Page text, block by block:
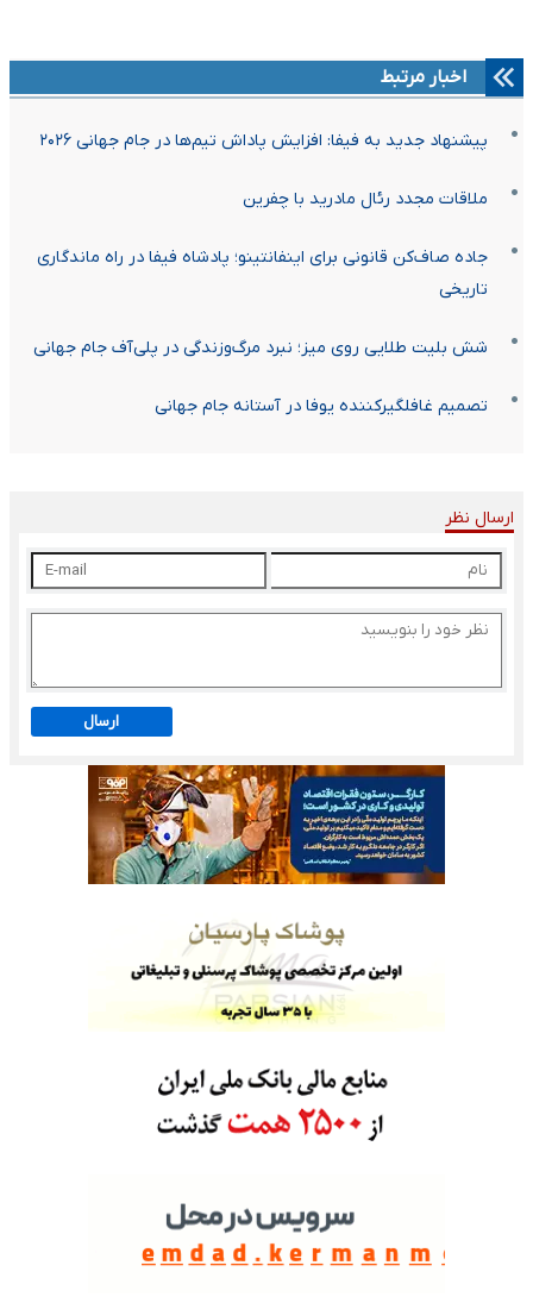
اخبار مرتبط
پیشنهاد جدید به فیفا: افزایش پاداش تیم‌ها در جام جهانی ۲۰۲۶
ملاقات مجدد رئال مادرید با چفرین
جاده صاف‌کن قانونی برای اینفانتینو؛ پادشاه فیفا در راه ماندگاری
تاریخی
شش بلیت طلایی روی میز؛ نبرد مرگ‌وزندگی در پلی‌آف جام جهانی
تصمیم غافلگیرکننده یوفا در آستانه جام جهانی
ارسال نظر
ارسال